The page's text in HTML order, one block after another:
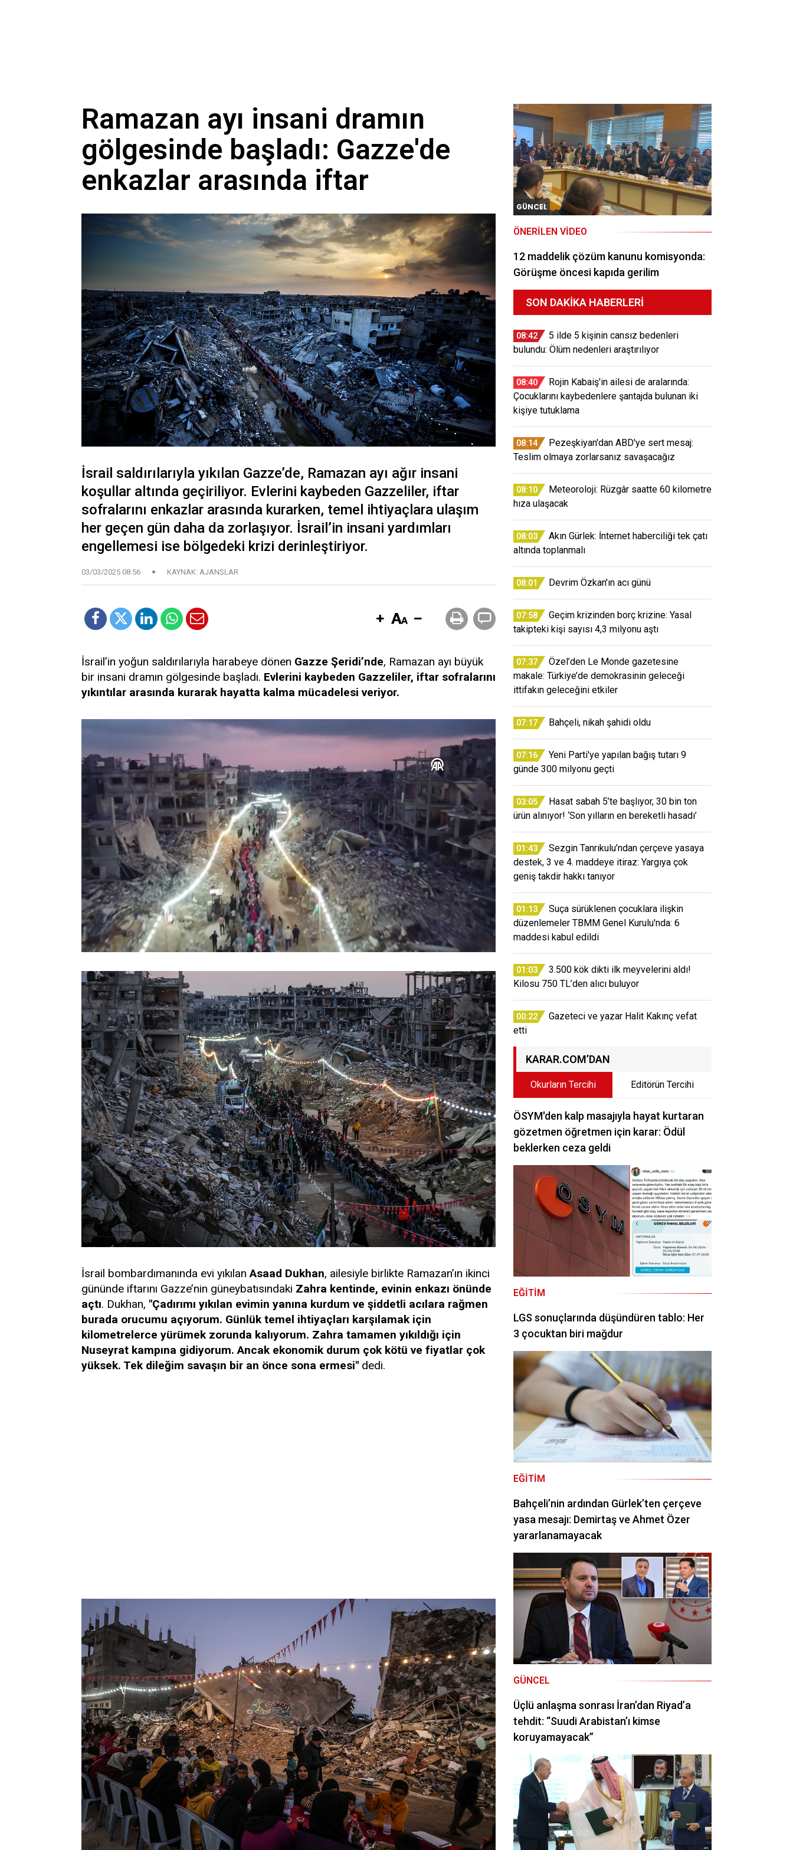
Ramazan ayı insani dramın
gölgesinde başladı: Gazze'de
enkazlar arasında iftar
İsrail saldırılarıyla yıkılan Gazze’de, Ramazan ayı ağır insani
koşullar altında geçiriliyor. Evlerini kaybeden Gazzeliler, iftar
sofralarını enkazlar arasında kurarken, temel ihtiyaçlara ulaşım
her geçen gün daha da zorlaşıyor. İsrail’in insani yardımları
engellemesi ise bölgedeki krizi derinleştiriyor.
03/03/2025 08:56 KAYNAK: AJANSLAR
İsrail’in yoğun saldırılarıyla harabeye dönen Gazze Şeridi’nde, Ramazan ayı büyük
bir insani dramın gölgesinde başladı. Evlerini kaybeden Gazzeliler, iftar sofralarını
yıkıntılar arasında kurarak hayatta kalma mücadelesi veriyor.
İsrail bombardımanında evi yıkılanAsaad Dukhan, ailesiyle birlikte Ramazan’ın ikinci
gününde iftarını Gazze’nin güneybatısındaki Zahra kentinde, evinin enkazı önünde
açtı. Dukhan, "Çadırımı yıkılan evimin yanına kurdum ve şiddetli acılara rağmen
burada orucumu açıyorum. Günlük temel ihtiyaçları karşılamak için
kilometrelerce yürümek zorunda kalıyorum. Zahra tamamen yıkıldığı için
Nuseyrat kampına gidiyorum. Ancak ekonomik durum çok kötü ve fiyatlar çok
yüksek. Tek dileğim savaşın bir an önce sona ermesi" dedi.
GÜNCEL
ÖNERILEN VIDEO
12 maddelik çözüm kanunu komisyonda:
Görüşme öncesi kapıda gerilim
SON DAKIKA HABERLERI
08:42
5 ilde 5 kişinin cansız bedenleri
bulundu: Ölüm nedenleri araştırılıyor
08:40
Rojin Kabaiş'in ailesi de aralarında:
Çocuklarını kaybedenlere şantajda bulunan iki
kişiye tutuklama
08:14
Pezeşkiyan'dan ABD'ye sert mesaj:
Teslim olmaya zorlarsanız savaşacağız
08:10
Meteoroloji: Rüzgâr saatte 60 kilometre
hıza ulaşacak
08:03
Akın Gürlek: İnternet haberciliği tek çatı
altında toplanmalı
08:01 Devrim Özkan'ın acı günü
07:58
Geçim krizinden borç krizine: Yasal
takipteki kişi sayısı 4,3 milyonu aştı
07:37
Özel’den Le Monde gazetesine
makale: Türkiye’de demokrasinin geleceği
ittifakın geleceğini etkiler
07:17 Bahçeli, nikah şahidi oldu
07:16
Yeni Parti'ye yapılan bağış tutarı 9
günde 300 milyonu geçti
03:05
Hasat sabah 5’te başlıyor, 30 bin ton
ürün alınıyor! ‘Son yılların en bereketli hasadı’
01:43
Sezgin Tanrıkulu’ndan çerçeve yasaya
destek, 3 ve 4. maddeye itiraz: Yargıya çok
geniş takdir hakkı tanıyor
01:13
Suça sürüklenen çocuklara ilişkin
düzenlemeler TBMM Genel Kurulu'nda: 6
maddesi kabul edildi
01:03
3.500 kök dikti ilk meyvelerini aldı!
Kilosu 750 TL’den alıcı buluyor
00:22
Gazeteci ve yazar Halit Kakınç vefat
etti
KARAR.COM’DAN
Okurların Tercihi Editörün Tercihi
ÖSYM'den kalp masajıyla hayat kurtaran
gözetmen öğretmen için karar: Ödül
beklerken ceza geldi
EĞITIM
LGS sonuçlarında düşündüren tablo: Her
3 çocuktan biri mağdur
EĞITIM
Bahçeli’nin ardından Gürlek’ten çerçeve
yasa mesajı: Demirtaş ve Ahmet Özer
yararlanamayacak
GÜNCEL
Üçlü anlaşma sonrası İran’dan Riyad’a
tehdit: “Suudi Arabistan’ı kimse
koruyamayacak”